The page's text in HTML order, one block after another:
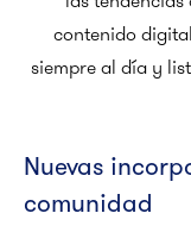
contenido
siempre al día y
Nuevas
comunidad